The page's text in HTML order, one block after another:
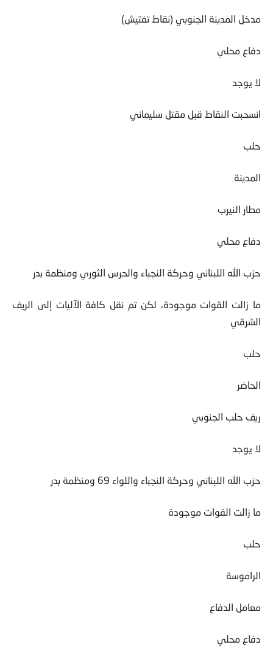
مدخل المدينة الجنوبي (نقاط تفتيش)
دفاع محلي
لا يوجد
انسحبت النقاط قبل مقتل سليماني
حلب
المدينة
مطار النيرب
دفاع محلي
حزب الله اللبناني وحركة النجباء والحرس الثوري ومنظمة بدر
ما زالت القوات موجودة، لكن تم نقل كافة الآليات إلى الريف
الشرقي
حلب
الحاضر
ريف حلب الجنوبي
لا يوجد
حزب الله اللبناني وحركة النجباء واللواء 69 ومنظمة بدر
ما زالت القوات موجودة
حلب
الراموسة
معامل الدفاع
دفاع محلي